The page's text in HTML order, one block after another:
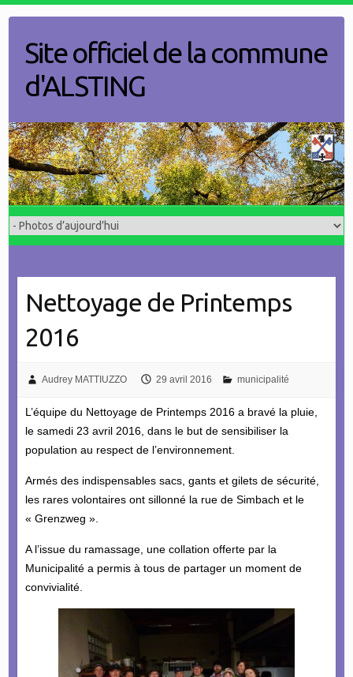
contentSite officiel de la commune
d'ALSTING
Nettoyage de Printemps
2016
Audrey MATTIUZZO 29 avril 2016 municipalité
L’équipe du Nettoyage de Printemps 2016 a bravé la pluie,
le samedi 23 avril 2016, dans le but de sensibiliser la
population au respect de l’environnement.
Armés des indispensables sacs, gants et gilets de sécurité,
les rares volontaires ont sillonné la rue de Simbach et le
« Grenzweg ».
A l’issue du ramassage, une collation offerte par la
Municipalité a permis à tous de partager un moment de
convivialité.